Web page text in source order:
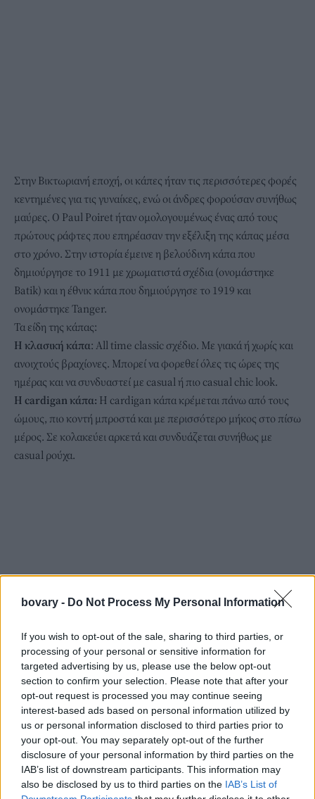
bovary - Do Not Process My Personal Information
If you wish to opt-out of the sale, sharing to third parties, or
processing of your personal or sensitive information for
targeted advertising by us, please use the below opt-out
section to confirm your selection. Please note that after your
opt-out request is processed you may continue seeing
interest-based ads based on personal information utilized by
us or personal information disclosed to third parties prior to
your opt-out. You may separately opt-out of the further
disclosure of your personal information by third parties on the
IAB’s list of downstream participants. This information may
also be disclosed by us to third parties on the IAB’s List of
Στην Βικτωριανή εποχή, οι κάπες ήταν τις περισσότερες φορές
κεντημένες για τις γυναίκες, ενώ οι άνδρες φορούσαν συνήθως
μαύρες. Ο Paul Poiret ήταν ομολογουμένως ένας από τους
πρώτους ράφτες που επηρέασαν την εξέλιξη της κάπας μέσα
στο χρόνο. Στην ιστορία έμεινε η βελούδινη κάπα που
δημιούργησε το 1911 με χρωματιστά σχέδια (ονομάστηκε
Batik) και η έθνικ κάπα που δημιούργησε το 1919 και
ονομάστηκε Tanger.
Τα είδη της κάπας:
Η κλασική κάπα: All time classic σχέδιο. Με γιακά ή χωρίς και
ανοιχτούς βραχίονες. Μπορεί να φορεθεί όλες τις ώρες της
ημέρας και να συνδυαστεί με casual ή πιο casual chic look.
H cardigan κάπα: Η cardigan κάπα κρέμεται πάνω από τους
ώμους, πιο κοντή μπροστά και με περισσότερο μήκος στο πίσω
μέρος. Σε κολακεύει αρκετά και συνδυάζεται συνήθως με
casual ρούχα.
Η poncho κάπα:Μοιάζει αρκετά με την cardigan κάπα και
συνδυάζεται επίσης με casual επιλογές.
Τι να προσέξεις: